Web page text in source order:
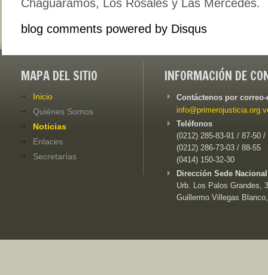
Chaguaramos, Los Rosales y Las Mercedes.
blog comments powered by Disqus
MAPA DEL SITIO
Inicio
Quiénes Somos
Noticias
Enlaces
Secretarías
INFORMACIÓN DE
Contáctenos por
Teléfonos
(0212) 285-83-91 / 87-50 /
(0212) 286-73-03 / 88-55
(0414) 150-32-30
Dirección Sede
Urb. Los Palos Grandes,
Guillermo Villegas